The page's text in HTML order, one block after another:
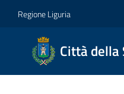
Vai al contenuto
Vai alla navigazione
Vai al footer
Regione Liguria
Città della
Città
della
Spezia